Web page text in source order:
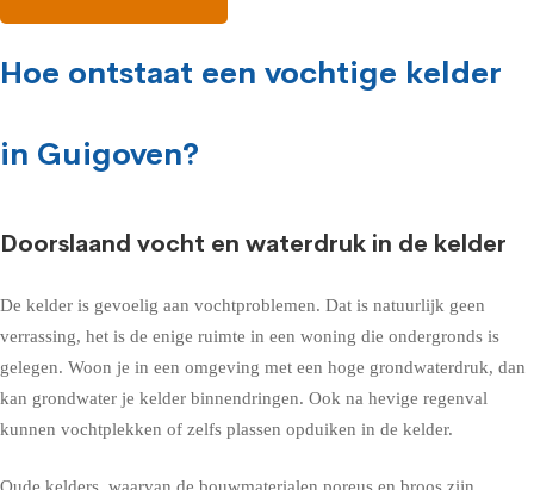
Hoe ontstaat een vochtige kelder
in Guigoven?
Doorslaand vocht en waterdruk in de kelder
De kelder is gevoelig aan vochtproblemen. Dat is natuurlijk geen
verrassing, het is de enige ruimte in een woning die ondergronds is
gelegen. Woon je in een omgeving met een hoge grondwaterdruk, dan
kan grondwater je kelder binnendringen. Ook na hevige regenval
kunnen vochtplekken of zelfs plassen opduiken in de kelder.